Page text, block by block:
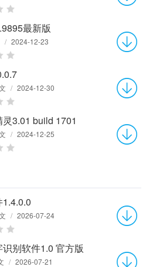
最新版
/ 2024-12-23
/ 2024-12-30
3.01 build 1701
/ 2024-12-25
/ 2026-07-24
别软件1.0 官方版
/ 2026-07-21